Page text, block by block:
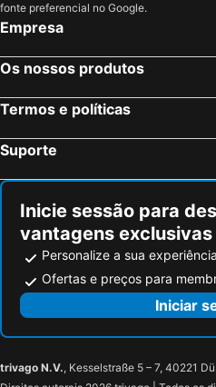
fonte preferencial no Google.
Empresa
Os nossos produtos
Termos e políticas
Suporte
Inicie sessão para
vantagens
Personalize a sua experiência
Ofertas e preços para
Iniciar
trivago N.V., Kesselstraße 5 – 7, 40221